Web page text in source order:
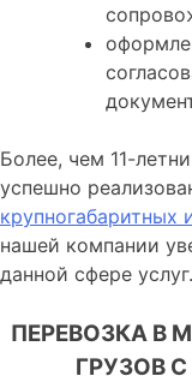
Более, чем 11-
успешно
крупногабаритных
нашей компании
данной сфере услуг.
ПЕРЕВОЗКА В
ГРУЗОВ